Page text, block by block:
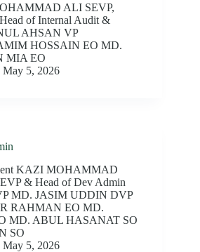
ALI SEVP,
of Internal Audit &
AHSAN VP
HOSSAIN EO MD.
MIA EO
May 5, 2026
KAZI MOHAMMAD
& Head of Dev Admin
MD. JASIM UDDIN DVP
RAHMAN EO MD.
MD. ABUL HASANAT SO
SO
May 5, 2026